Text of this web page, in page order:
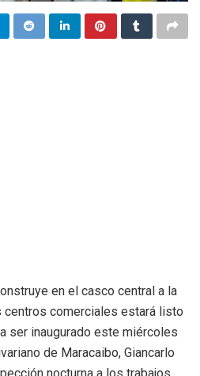
en el casco central a la
comerciales estará listo
ser inaugurado este miércoles
de Maracaibo, Giancarlo